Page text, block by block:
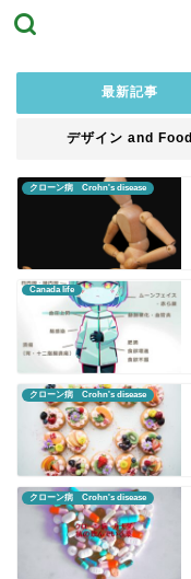
最新記事
デザイン and Food
クローン病 Crohn's disease
Canada life
クローン病 Crohn's disease
クローン病 Crohn's disease